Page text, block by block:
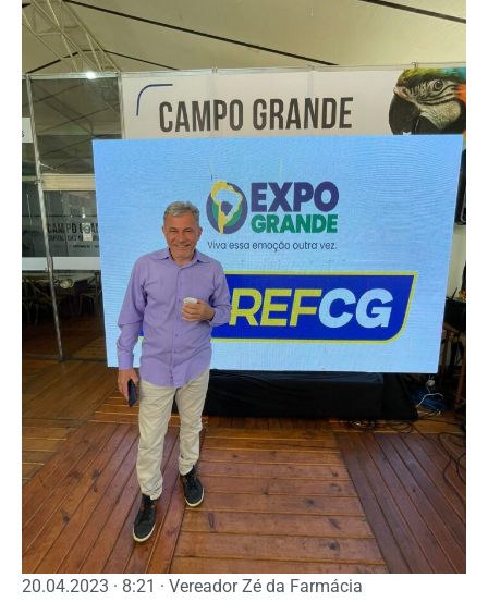
20.04.2023 · 8:21 · Vereador Zé da Farmácia